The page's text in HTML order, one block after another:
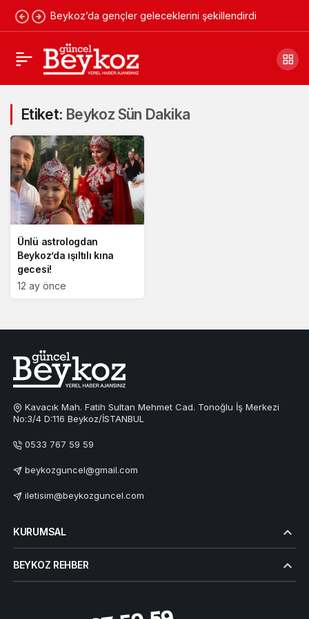
Beykoz’da gençler geleceklerini şekillendirdi
Etiket: Beykoz Sün Dakika
Ünlü astrologdan
Beykoz’da ışıltılı kına
gecesi!
12 ay önce
Kavacık Mah. Fatih Sultan Mehmet Cad. Tonoğlu İş Merkezi
No:3/4 D:116 Beykoz/İSTANBUL
0533 767 59 59
beykozguncel@gmail.com
iletisim@beykozguncel.com
KURUMSAL
BEYKOZ REHBER